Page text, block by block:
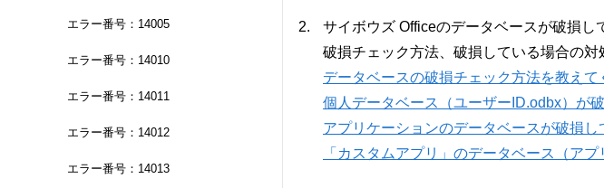
エラー番号：14005
エラー番号：14010
エラー番号：14011
エラー番号：14012
エラー番号：14013
サイボウズ Officeのデータベースが破損し
破損チェック方法、破損している場合の
データベースの破損チェック方法を教えて
個人データベース（ユーザーID.odbx）が
アプリケーションのデータベースが破損
「カスタムアプリ」のデータベース（ア